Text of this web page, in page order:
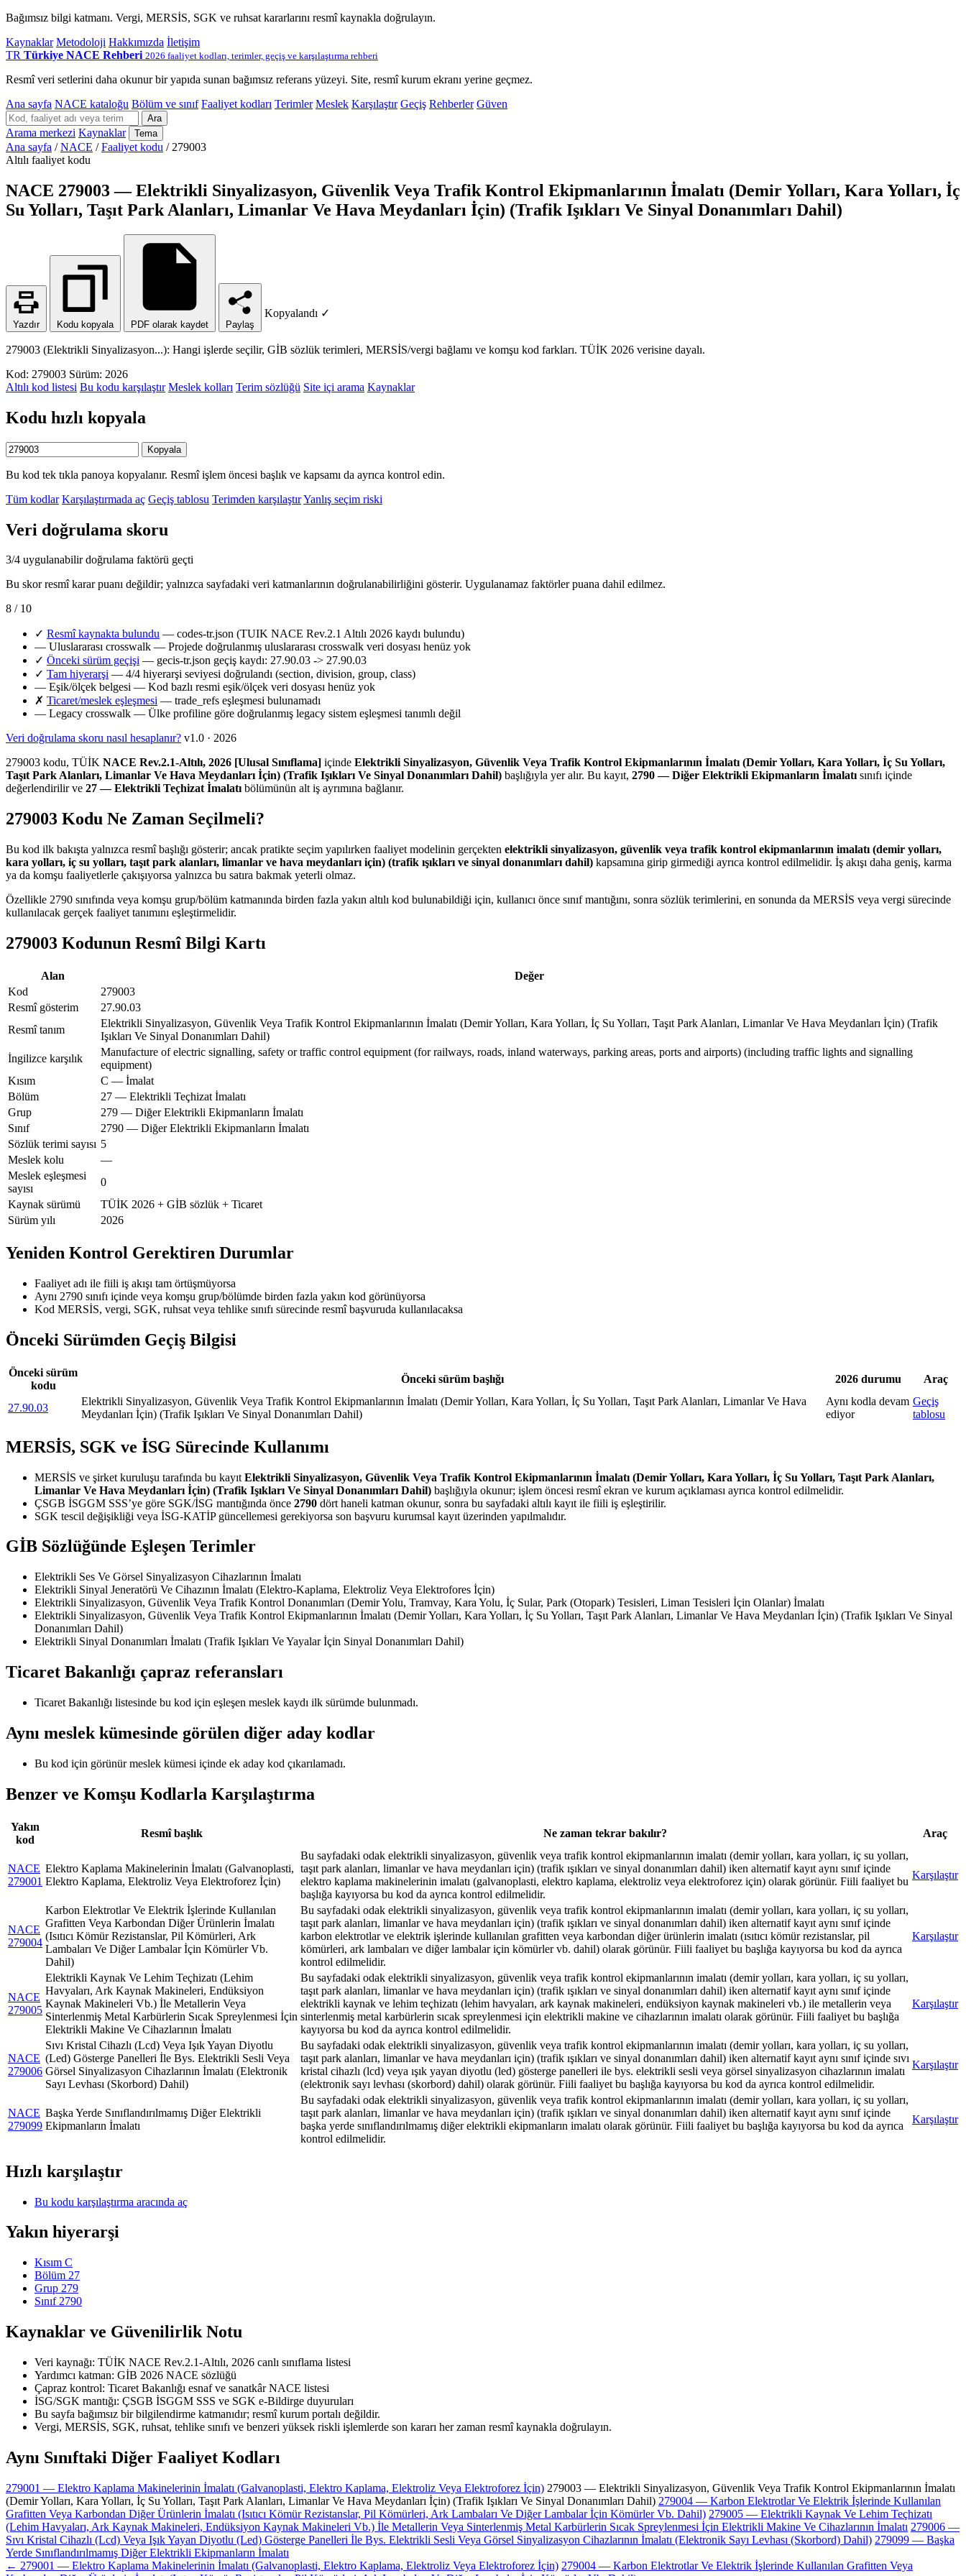
Bağımsız bilgi katmanı. Vergi, MERSİS, SGK ve ruhsat kararlarını resmî kaynakla doğrulayın.
Kaynaklar Metodoloji Hakkımızda İletişim
TR Türkiye NACE Rehberi 2026 faaliyet kodları, terimler, geçiş ve karşılaştırma rehberi
Resmî veri setlerini daha okunur bir yapıda sunan bağımsız referans yüzeyi. Site, resmî kurum ekranı yerine geçmez.
Ana sayfa NACE kataloğu Bölüm ve sınıf Faaliyet kodları Terimler Meslek Karşılaştır Geçiş Rehberler Güven
Ara
Arama merkezi Kaynaklar Tema
Ana sayfa / NACE / Faaliyet kodu / 279003
Altılı faaliyet kodu
NACE 279003 — Elektrikli Sinyalizasyon, Güvenlik Veya Trafik Kontrol Ekipmanlarının İmalatı (Demir Yolları, Kara Yolları, İç
Su Yolları, Taşıt Park Alanları, Limanlar Ve Hava Meydanları İçin) (Trafik Işıkları Ve Sinyal Donanımları Dahil)
Yazdır Kodu kopyala PDF olarak kaydet Paylaş
Kopyalandı ✓
279003 (Elektrikli Sinyalizasyon...): Hangi işlerde seçilir, GİB sözlük terimleri, MERSİS/vergi bağlamı ve komşu kod farkları. TÜİK 2026 verisine dayalı.
Kod: 279003 Sürüm: 2026
Altılı kod listesi Bu kodu karşılaştır Meslek kolları Terim sözlüğü Site içi arama Kaynaklar
Kodu hızlı kopyala
Kopyala
Bu kod tek tıkla panoya kopyalanır. Resmî işlem öncesi başlık ve kapsamı da ayrıca kontrol edin.
Tüm kodlar Karşılaştırmada aç Geçiş tablosu Terimden karşılaştırYanlış seçim riski
Veri doğrulama skoru
3/4 uygulanabilir doğrulama faktörü geçti
Bu skor resmî karar puanı değildir; yalnızca sayfadaki veri katmanlarının doğrulanabilirliğini gösterir. Uygulanamaz faktörler puana dahil edilmez.
8 / 10
✓ Resmî kaynakta bulundu — codes-tr.json (TUIK NACE Rev.2.1 Altılı 2026 kaydı bulundu)
— Uluslararası crosswalk — Projede doğrulanmış uluslararası crosswalk veri dosyası henüz yok
✓ Önceki sürüm geçişi — gecis-tr.json geçiş kaydı: 27.90.03 -> 27.90.03
✓ Tam hiyerarşi — 4/4 hiyerarşi seviyesi doğrulandı (section, division, group, class)
— Eşik/ölçek belgesi — Kod bazlı resmi eşik/ölçek veri dosyası henüz yok
✗ Ticaret/meslek eşleşmesi — trade_refs eşleşmesi bulunamadı
— Legacy crosswalk — Ülke profiline göre doğrulanmış legacy sistem eşleşmesi tanımlı değil
Veri doğrulama skoru nasıl hesaplanır? v1.0 · 2026
279003 kodu, TÜİK NACE Rev.2.1-Altılı, 2026 [Ulusal Sınıflama] içinde Elektrikli Sinyalizasyon, Güvenlik Veya Trafik Kontrol Ekipmanlarının İmalatı (Demir Yolları, Kara Yolları, İç Su Yolları,
Taşıt Park Alanları, Limanlar Ve Hava Meydanları İçin) (Trafik Işıkları Ve Sinyal Donanımları Dahil) başlığıyla yer alır. Bu kayıt, 2790 — Diğer Elektrikli Ekipmanların İmalatısınıfı içinde
değerlendirilir ve 27 — Elektrikli Teçhizat İmalatıbölümünün alt iş ayrımına bağlanır.
279003 Kodu Ne Zaman Seçilmeli?
Bu kod ilk bakışta yalnızca resmî başlığı gösterir; ancak pratikte seçim yapılırken faaliyet modelinin gerçekten elektrikli sinyalizasyon, güvenlik veya trafik kontrol ekipmanlarının imalatı (demir yolları,
kara yolları, iç su yolları, taşıt park alanları, limanlar ve hava meydanları için) (trafik ışıkları ve sinyal donanımları dahil) kapsamına girip girmediği ayrıca kontrol edilmelidir. İş akışı daha geniş, karma
ya da komşu faaliyetlerle çakışıyorsa yalnızca bu satıra bakmak yeterli olmaz.
Özellikle 2790 sınıfında veya komşu grup/bölüm katmanında birden fazla yakın altılı kod bulunabildiği için, kullanıcı önce sınıf mantığını, sonra sözlük terimlerini, en sonunda da MERSİS veya vergi sürecinde
kullanılacak gerçek faaliyet tanımını eşleştirmelidir.
279003 Kodunun Resmî Bilgi Kartı
Alan
Değer
Kod
279003
Resmî gösterim
27.90.03
Resmî tanım
Elektrikli Sinyalizasyon, Güvenlik Veya Trafik Kontrol Ekipmanlarının İmalatı (Demir Yolları, Kara Yolları, İç Su Yolları, Taşıt Park Alanları, Limanlar Ve Hava Meydanları İçin) (Trafik
Işıkları Ve Sinyal Donanımları Dahil)
İngilizce karşılık
Manufacture of electric signalling, safety or traffic control equipment (for railways, roads, inland waterways, parking areas, ports and airports) (including traffic lights and signalling
equipment)
Kısım
C — İmalat
Bölüm
27 — Elektrikli Teçhizat İmalatı
Grup
279 — Diğer Elektrikli Ekipmanların İmalatı
Sınıf
2790 — Diğer Elektrikli Ekipmanların İmalatı
Sözlük terimi sayısı 5
Meslek kolu
—
Meslek eşleşmesi
sayısı
0
Kaynak sürümü
TÜİK 2026 + GİB sözlük + Ticaret
Sürüm yılı
2026
Yeniden Kontrol Gerektiren Durumlar
Faaliyet adı ile fiili iş akışı tam örtüşmüyorsa
Aynı 2790 sınıfı içinde veya komşu grup/bölümde birden fazla yakın kod görünüyorsa
Kod MERSİS, vergi, SGK, ruhsat veya tehlike sınıfı sürecinde resmî başvuruda kullanılacaksa
Önceki Sürümden Geçiş Bilgisi
Önceki sürüm
kodu
Önceki sürüm başlığı 2026 durumu Araç
27.90.03
Elektrikli Sinyalizasyon, Güvenlik Veya Trafik Kontrol Ekipmanlarının İmalatı (Demir Yolları, Kara Yolları, İç Su Yolları, Taşıt Park Alanları, Limanlar Ve Hava
Meydanları İçin) (Trafik Işıkları Ve Sinyal Donanımları Dahil)
Aynı kodla devam
ediyor
Geçiş
tablosu
MERSİS, SGK ve İSG Sürecinde Kullanımı
MERSİS ve şirket kuruluşu tarafında bu kayıt Elektrikli Sinyalizasyon, Güvenlik Veya Trafik Kontrol Ekipmanlarının İmalatı (Demir Yolları, Kara Yolları, İç Su Yolları, Taşıt Park Alanları,
Limanlar Ve Hava Meydanları İçin) (Trafik Işıkları Ve Sinyal Donanımları Dahil) başlığıyla okunur; işlem öncesi resmî ekran ve kurum açıklaması ayrıca kontrol edilmelidir.
ÇSGB İSGGM SSS’ye göre SGK/İSG mantığında önce 2790 dört haneli katman okunur, sonra bu sayfadaki altılı kayıt ile fiili iş eşleştirilir.
SGK tescil değişikliği veya İSG-KATİP güncellemesi gerekiyorsa son başvuru kurumsal kayıt üzerinden yapılmalıdır.
GİB Sözlüğünde Eşleşen Terimler
Elektrikli Ses Ve Görsel Sinyalizasyon Cihazlarının İmalatı
Elektrikli Sinyal Jeneratörü Ve Cihazının İmalatı (Elektro-Kaplama, Elektroliz Veya Elektrofores İçin)
Elektrikli Sinyalizasyon, Güvenlik Veya Trafik Kontrol Donanımları (Demir Yolu, Tramvay, Kara Yolu, İç Sular, Park (Otopark) Tesisleri, Liman Tesisleri İçin Olanlar) İmalatı
Elektrikli Sinyalizasyon, Güvenlik Veya Trafik Kontrol Ekipmanlarının İmalatı (Demir Yolları, Kara Yolları, İç Su Yolları, Taşıt Park Alanları, Limanlar Ve Hava Meydanları İçin) (Trafik Işıkları Ve Sinyal
Donanımları Dahil)
Elektrikli Sinyal Donanımları İmalatı (Trafik Işıkları Ve Yayalar İçin Sinyal Donanımları Dahil)
Ticaret Bakanlığı çapraz referansları
Ticaret Bakanlığı listesinde bu kod için eşleşen meslek kaydı ilk sürümde bulunmadı.
Aynı meslek kümesinde görülen diğer aday kodlar
Bu kod için görünür meslek kümesi içinde ek aday kod çıkarılamadı.
Benzer ve Komşu Kodlarla Karşılaştırma
Yakın
kod
Resmî başlık Ne zaman tekrar bakılır? Araç
NACE
279001
Elektro Kaplama Makinelerinin İmalatı (Galvanoplasti,
Elektro Kaplama, Elektroliz Veya Elektroforez İçin)
Bu sayfadaki odak elektrikli sinyalizasyon, güvenlik veya trafik kontrol ekipmanlarının imalatı (demir yolları, kara yolları, iç su yolları,
taşıt park alanları, limanlar ve hava meydanları için) (trafik ışıkları ve sinyal donanımları dahil) iken alternatif kayıt aynı sınıf içinde
elektro kaplama makinelerinin imalatı (galvanoplasti, elektro kaplama, elektroliz veya elektroforez için) olarak görünür. Fiili faaliyet bu
başlığa kayıyorsa bu kod da ayrıca kontrol edilmelidir.
Karşılaştır
NACE
279004
Karbon Elektrotlar Ve Elektrik İşlerinde Kullanılan
Grafitten Veya Karbondan Diğer Ürünlerin İmalatı
(Isıtıcı Kömür Rezistanslar, Pil Kömürleri, Ark
Lambaları Ve Diğer Lambalar İçin Kömürler Vb.
Dahil)
Bu sayfadaki odak elektrikli sinyalizasyon, güvenlik veya trafik kontrol ekipmanlarının imalatı (demir yolları, kara yolları, iç su yolları,
taşıt park alanları, limanlar ve hava meydanları için) (trafik ışıkları ve sinyal donanımları dahil) iken alternatif kayıt aynı sınıf içinde
karbon elektrotlar ve elektrik işlerinde kullanılan grafitten veya karbondan diğer ürünlerin imalatı (ısıtıcı kömür rezistanslar, pil
kömürleri, ark lambaları ve diğer lambalar için kömürler vb. dahil) olarak görünür. Fiili faaliyet bu başlığa kayıyorsa bu kod da ayrıca
kontrol edilmelidir.
Karşılaştır
NACE
279005
Elektrikli Kaynak Ve Lehim Teçhizatı (Lehim
Havyaları, Ark Kaynak Makineleri, Endüksiyon
Kaynak Makineleri Vb.) İle Metallerin Veya
Sinterlenmiş Metal Karbürlerin Sıcak Spreylenmesi İçin
Elektrikli Makine Ve Cihazlarının İmalatı
Bu sayfadaki odak elektrikli sinyalizasyon, güvenlik veya trafik kontrol ekipmanlarının imalatı (demir yolları, kara yolları, iç su yolları,
taşıt park alanları, limanlar ve hava meydanları için) (trafik ışıkları ve sinyal donanımları dahil) iken alternatif kayıt aynı sınıf içinde
elektrikli kaynak ve lehim teçhizatı (lehim havyaları, ark kaynak makineleri, endüksiyon kaynak makineleri vb.) ile metallerin veya
sinterlenmiş metal karbürlerin sıcak spreylenmesi için elektrikli makine ve cihazlarının imalatı olarak görünür. Fiili faaliyet bu başlığa
kayıyorsa bu kod da ayrıca kontrol edilmelidir.
Karşılaştır
NACE
279006
Sıvı Kristal Cihazlı (Lcd) Veya Işık Yayan Diyotlu
(Led) Gösterge Panelleri İle Bys. Elektrikli Sesli Veya
Görsel Sinyalizasyon Cihazlarının İmalatı (Elektronik
Sayı Levhası (Skorbord) Dahil)
Bu sayfadaki odak elektrikli sinyalizasyon, güvenlik veya trafik kontrol ekipmanlarının imalatı (demir yolları, kara yolları, iç su yolları,
taşıt park alanları, limanlar ve hava meydanları için) (trafik ışıkları ve sinyal donanımları dahil) iken alternatif kayıt aynı sınıf içinde sıvı
kristal cihazlı (lcd) veya ışık yayan diyotlu (led) gösterge panelleri ile bys. elektrikli sesli veya görsel sinyalizasyon cihazlarının imalatı
(elektronik sayı levhası (skorbord) dahil) olarak görünür. Fiili faaliyet bu başlığa kayıyorsa bu kod da ayrıca kontrol edilmelidir.
Karşılaştır
NACE
279099
Başka Yerde Sınıflandırılmamış Diğer Elektrikli
Ekipmanların İmalatı
Bu sayfadaki odak elektrikli sinyalizasyon, güvenlik veya trafik kontrol ekipmanlarının imalatı (demir yolları, kara yolları, iç su yolları,
taşıt park alanları, limanlar ve hava meydanları için) (trafik ışıkları ve sinyal donanımları dahil) iken alternatif kayıt aynı sınıf içinde
başka yerde sınıflandırılmamış diğer elektrikli ekipmanların imalatı olarak görünür. Fiili faaliyet bu başlığa kayıyorsa bu kod da ayrıca
kontrol edilmelidir.
Karşılaştır
Hızlı karşılaştır
Bu kodu karşılaştırma aracında aç
Yakın hiyerarşi
Kısım C
Bölüm 27
Grup 279
Sınıf 2790
Kaynaklar ve Güvenilirlik Notu
Veri kaynağı: TÜİK NACE Rev.2.1-Altılı, 2026 canlı sınıflama listesi
Yardımcı katman: GİB 2026 NACE sözlüğü
Çapraz kontrol: Ticaret Bakanlığı esnaf ve sanatkâr NACE listesi
İSG/SGK mantığı: ÇSGB İSGGM SSS ve SGK e-Bildirge duyuruları
Bu sayfa bağımsız bir bilgilendirme katmanıdır; resmî kurum portalı değildir.
Vergi, MERSİS, SGK, ruhsat, tehlike sınıfı ve benzeri yüksek riskli işlemlerde son kararı her zaman resmî kaynakla doğrulayın.
Aynı Sınıftaki Diğer Faaliyet Kodları
279001 — Elektro Kaplama Makinelerinin İmalatı (Galvanoplasti, Elektro Kaplama, Elektroliz Veya Elektroforez İçin) 279003 — Elektrikli Sinyalizasyon, Güvenlik Veya Trafik Kontrol Ekipmanlarının İmalatı
(Demir Yolları, Kara Yolları, İç Su Yolları, Taşıt Park Alanları, Limanlar Ve Hava Meydanları İçin) (Trafik Işıkları Ve Sinyal Donanımları Dahil) 279004 — Karbon Elektrotlar Ve Elektrik İşlerinde Kullanılan
Grafitten Veya Karbondan Diğer Ürünlerin İmalatı (Isıtıcı Kömür Rezistanslar, Pil Kömürleri, Ark Lambaları Ve Diğer Lambalar İçin Kömürler Vb. Dahil) 279005 — Elektrikli Kaynak Ve Lehim Teçhizatı
(Lehim Havyaları, Ark Kaynak Makineleri, Endüksiyon Kaynak Makineleri Vb.) İle Metallerin Veya Sinterlenmiş Metal Karbürlerin Sıcak Spreylenmesi İçin Elektrikli Makine Ve Cihazlarının İmalatı 279006 —
Sıvı Kristal Cihazlı (Lcd) Veya Işık Yayan Diyotlu (Led) Gösterge Panelleri İle Bys. Elektrikli Sesli Veya Görsel Sinyalizasyon Cihazlarının İmalatı (Elektronik Sayı Levhası (Skorbord) Dahil) 279099 — Başka
Yerde Sınıflandırılmamış Diğer Elektrikli Ekipmanların İmalatı
← 279001 — Elektro Kaplama Makinelerinin İmalatı (Galvanoplasti, Elektro Kaplama, Elektroliz Veya Elektroforez İçin) 279004 — Karbon Elektrotlar Ve Elektrik İşlerinde Kullanılan Grafitten Veya